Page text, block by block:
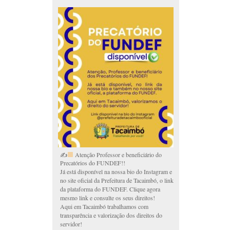
✍
Atenção Professor e beneficiário do
Precatórios do FUNDEF!!
Já está disponível na nossa bio do Instagram e
no site oficial da Prefeitura de Tacaimbó, o link
da plataforma do FUNDEF. Clique agora
mesmo link e consulte os seus direitos!
Aqui em Tacaimbó trabalhamos com
transparência e valorização dos direitos do
servidor!